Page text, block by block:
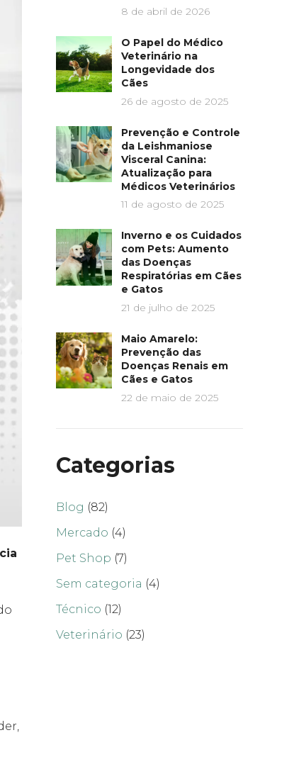
8 de abril de 2026
O Papel do Médico
Veterinário na
Longevidade dos
Cães
26 de agosto de 2025
Prevenção e Controle
da Leishmaniose
Visceral Canina:
Atualização para
Médicos Veterinários
11 de agosto de 2025
Inverno e os Cuidados
com Pets: Aumento
das Doenças
Respiratórias em Cães
e Gatos
21 de julho de 2025
Maio Amarelo:
Prevenção das
Doenças Renais em
Cães e Gatos
22 de maio de 2025
Categorias
Blog (82)
Mercado (4)
Pet Shop (7)
Sem categoria (4)
Técnico (12)
Veterinário (23)